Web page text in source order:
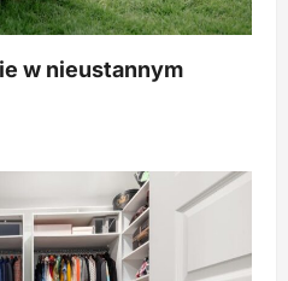
w nieustannym